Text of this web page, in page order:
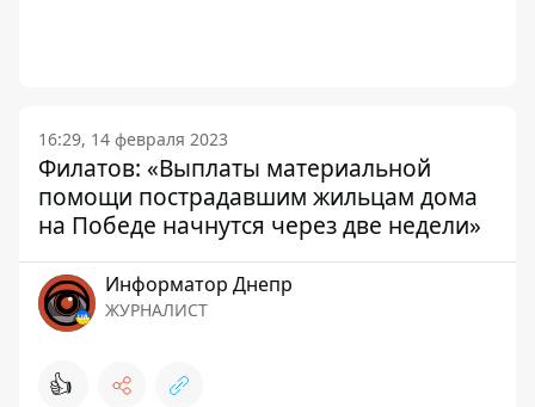
16:29, 14 февраля 2023
Филатов: «Выплаты материальной
помощи пострадавшим жильцам дома
на Победе начнутся через две недели»
Информатор Днепр
ЖУРНАЛИСТ
👍